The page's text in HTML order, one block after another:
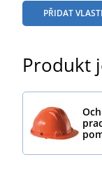
PŘIDAT
Produkt